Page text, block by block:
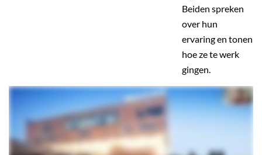
Beiden spreken
over hun
ervaring en tonen
hoe ze te werk
gingen.